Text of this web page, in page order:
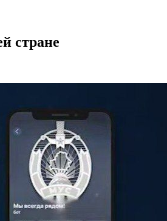
стране